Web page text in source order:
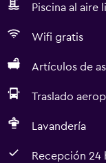
Piscina al aire
Wifi gratis
Artículos de
Traslado
Lavandería
Recepción 24